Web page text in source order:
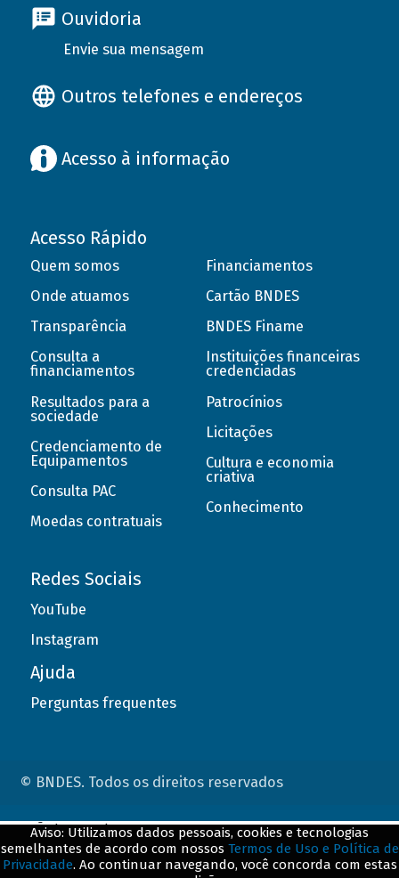
Ouvidoria
Envie sua mensagem
Outros telefones e endereços
Acesso à informação
Acesso Rápido
Quem somos
Onde atuamos
Transparência
Consulta a
financiamentos
Resultados para a
sociedade
Credenciamento de
Equipamentos
Consulta PAC
Moedas contratuais
Financiamentos
Cartão BNDES
BNDES Finame
Instituições financeiras
credenciadas
Patrocínios
Licitações
Cultura e economia
criativa
Conhecimento
Redes Sociais
YouTube
Instagram
Ajuda
Perguntas frequentes
© BNDES. Todos os direitos reservados
Aviso: Utilizamos dados pessoais, cookies e tecnologias
semelhantes de acordo com nossos Termos de Uso e Política de
Privacidade. Ao continuar navegando, você concorda com estas
ConteÃºdo complementar
${title}${badge}